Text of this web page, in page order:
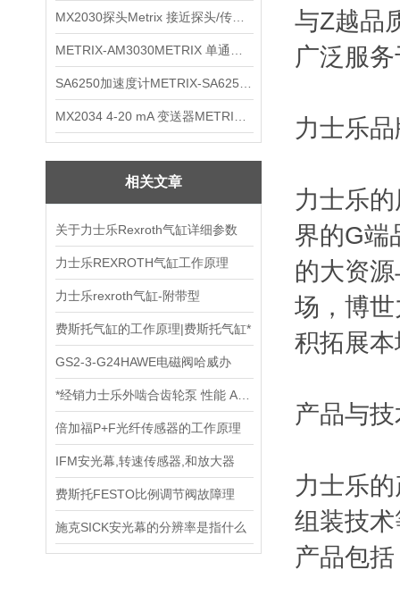
相关文章
关于力士乐Rexroth气缸详细参数
力士乐REXROTH气缸工作原理
力士乐rexroth气缸-附带型
费斯托气缸的工作原理|费斯托气缸*
GS2-3-G24HAWE电磁阀哈威办
倍加福P+F光纤传感器的工作原理
IFM安光幕,转速传感器,和放大器
费斯托FESTO比例调节阀故障理
施克SICK安光幕的分辨率是指什么
与Z越品
广泛服
力士乐
力士乐
界的G端
的大资
场，博
积拓展
产品与
力士乐
组装技
产品包